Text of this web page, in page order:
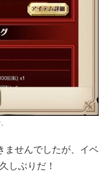
ませんでしたが、イベ
しぶりだ！